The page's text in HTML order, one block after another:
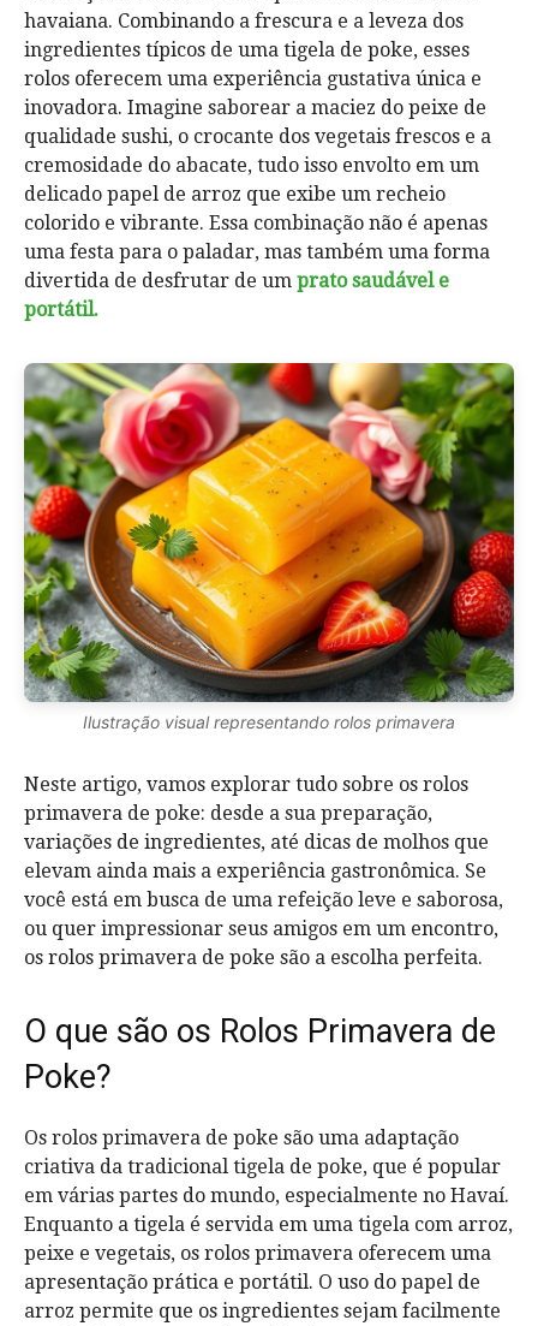
havaiana. Combinando a frescura e a leveza dos
ingredientes típicos de uma tigela de poke, esses
rolos oferecem uma experiência gustativa única e
inovadora. Imagine saborear a maciez do peixe de
qualidade sushi, o crocante dos vegetais frescos e a
cremosidade do abacate, tudo isso envolto em um
delicado papel de arroz que exibe um recheio
colorido e vibrante. Essa combinação não é apenas
uma festa para o paladar, mas também uma forma
divertida de desfrutar de um prato saudável e
portátil.
Ilustração visual representando rolos primavera
Neste artigo, vamos explorar tudo sobre os rolos
primavera de poke: desde a sua preparação,
variações de ingredientes, até dicas de molhos que
elevam ainda mais a experiência gastronômica. Se
você está em busca de uma refeição leve e saborosa,
ou quer impressionar seus amigos em um encontro,
os rolos primavera de poke são a escolha perfeita.
O que são os Rolos Primavera de
Poke?
Os rolos primavera de poke são uma adaptação
criativa da tradicional tigela de poke, que é popular
em várias partes do mundo, especialmente no Havaí.
Enquanto a tigela é servida em uma tigela com arroz,
peixe e vegetais, os rolos primavera oferecem uma
apresentação prática e portátil. O uso do papel de
arroz permite que os ingredientes sejam facilmente